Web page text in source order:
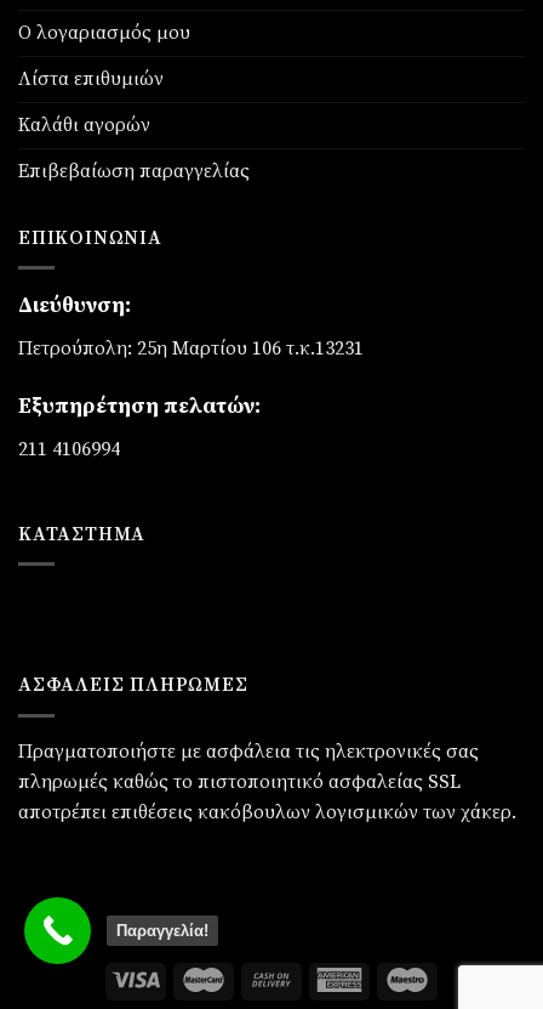
Ο λογαριασμός μου
Λίστα επιθυμιών
Καλάθι αγορών
Επιβεβαίωση παραγγελίας
ΕΠΙΚΟΙΝΩΝΊΑ
Διεύθυνση:
Πετρούπολη: 25η Μαρτίου 106 τ.κ.13231
Εξυπηρέτηση πελατών:
211 4106994
ΚΑΤΆΣΤΗΜΑ
ΑΣΦΑΛΕΙΣ ΠΛΗΡΩΜΕΣ
Πραγματοποιήστε με ασφάλεια τις ηλεκτρονικές σας
πληρωμές καθώς το πιστοποιητικό ασφαλείας SSL
αποτρέπει επιθέσεις κακόβουλων λογισμικών των χάκερ.
Παραγγελία!